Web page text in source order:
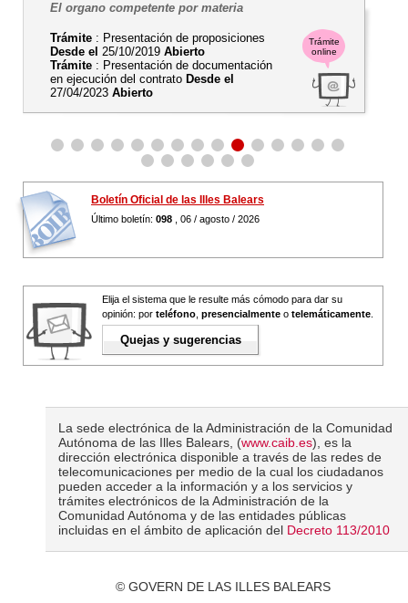
Trámite
online
El organo competente por materia
Trámite : Presentación de proposiciones
Desde el 25/10/2019 Abierto
Trámite : Presentación de documentación
en ejecución del contrato Desde el
27/04/2023 Abierto
Boletín Oficial de las Illes Balears
Último boletín: 098 , 06 / agosto / 2026
Elija el sistema que le resulte más cómodo para dar su
opinión: por teléfono presencialmente o telemáticamente
Quejas y sugerencias
La sede electrónica de la Administración de la Comunidad
Autónoma de las Illes Balears, (www.caib.es), es la
dirección electrónica disponible a través de las redes de
telecomunicaciones per medio de la cual los ciudadanos
pueden acceder a la información y a los servicios y
trámites electrónicos de la Administración de la
Comunidad Autónoma y de las entidades públicas
incluidas en el ámbito de aplicación del Decreto 113/2010
© GOVERN DE LAS ILLES BALEARS